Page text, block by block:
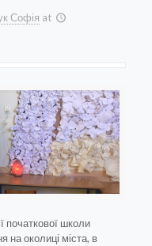
Софія at
початкової школи
на околиці міста, в